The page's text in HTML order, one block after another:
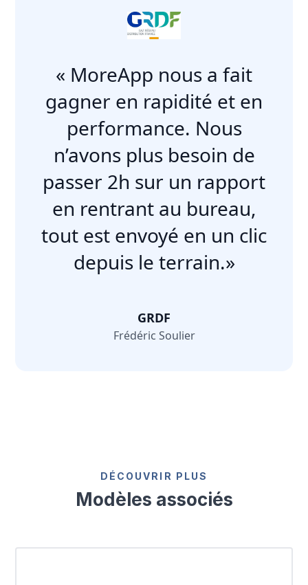
« MoreApp nous a fait
gagner en rapidité et en
performance. Nous
n’avons plus besoin de
passer 2h sur un rapport
en rentrant au bureau,
tout est envoyé en un clic
depuis le terrain.»
GRDF
Frédéric Soulier
DÉCOUVRIR PLUS
Modèles associés